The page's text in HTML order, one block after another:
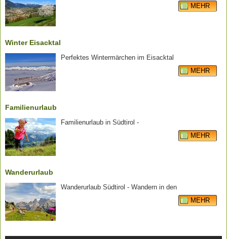
MEHR
Winter Eisacktal
Perfektes Wintermärchen im Eisacktal
MEHR
Familienurlaub
Familienurlaub in Südtirol -
MEHR
Wanderurlaub
Wanderurlaub Südtirol - Wandern in den
MEHR